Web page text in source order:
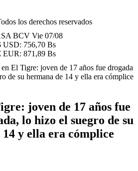
los derechos reservados
BCV Vie 07/08
USD: 756,70 Bs
EUR: 871,89 Bs
El Tigre: joven de 17 años fue drogada
de su hermana de 14 y ella era cómplice
joven de 17 años fue
lo hizo el suegro de su
y ella era cómplice